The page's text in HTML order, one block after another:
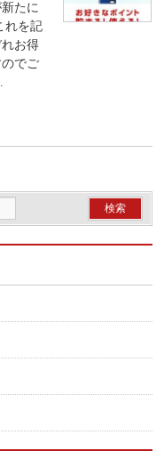
たに
れを記
お得
でご